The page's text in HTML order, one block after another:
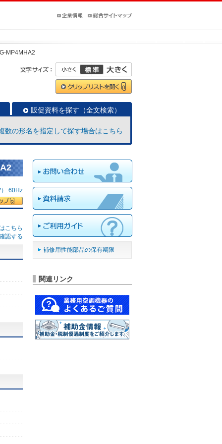
MP4MHA2
販促資料を探す（全文検索）
数の形名を指定して探す場合はこちら
60Hz
こちら
認する
補修用性能部品の保有期限
関連リンク